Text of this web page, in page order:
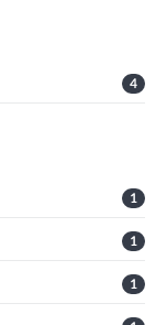
4
1
1
1